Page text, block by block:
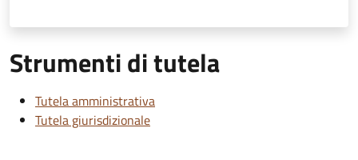
Strumenti di tutela
Tutela amministrativa
Tutela giurisdizionale